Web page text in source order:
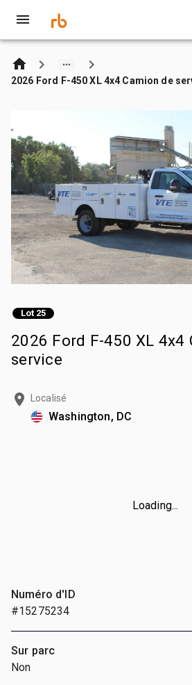
2026 Ford F-450 XL 4x4 Camion de
Lot 25
2026 Ford F-450 XL 4x4
service
Localisé
Washington, DC
Loading...
Numéro d'ID
#15275234
Sur parc
Non